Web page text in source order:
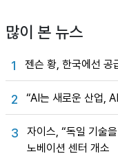
많이 본 뉴스
1 젠슨 황, 한국에선 공
2 “AI는 새로운 산업,
3
자이스, “독일 기술
노베이션 센터 개소